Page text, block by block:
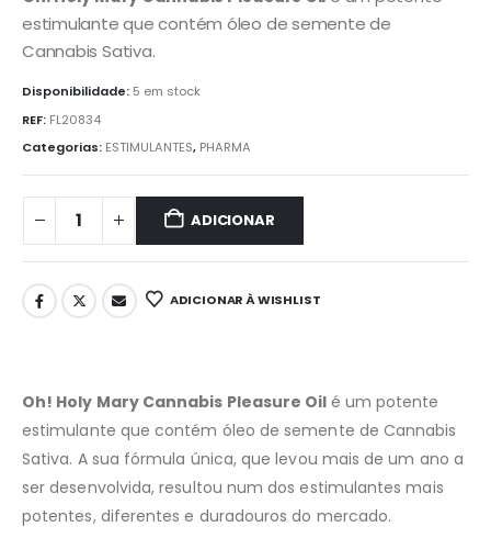
estimulante que contém óleo de semente de
Cannabis Sativa.
Disponibilidade: 5 em stock
REF: FL20834
Categorias: ESTIMULANTES, PHARMA
ADICIONAR
ADICIONAR À WISHLIST
Oh! Holy Mary Cannabis Pleasure Oil é um potente
estimulante que contém óleo de semente de Cannabis
Sativa. A sua fórmula única, que levou mais de um ano a
ser desenvolvida, resultou num dos estimulantes mais
potentes, diferentes e duradouros do mercado.